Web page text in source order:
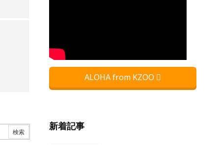
ALOHA from KZOO
新着記事